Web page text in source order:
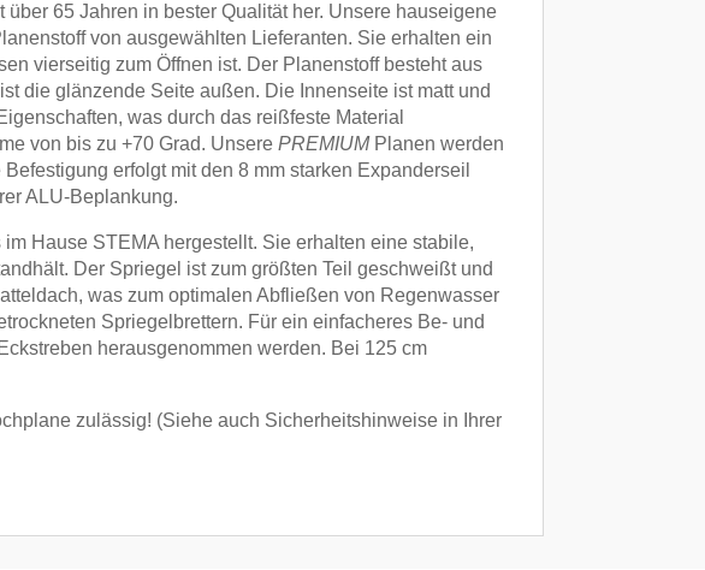
65 Jahren in bester Qualität her. Unsere hauseigene
von ausgewählten Lieferanten. Sie erhalten ein
vierseitig zum Öffnen ist. Der Planenstoff besteht aus
die glänzende Seite außen. Die Innenseite ist matt und
was durch das reißfeste Material
von bis zu +70 Grad. UnserePREMIUM Planen werden
erfolgt mit den 8 mm starken Expanderseil
ALU-Beplankung.
Hause STEMA hergestellt. Sie erhalten eine stabile,
Der Spriegel ist zum größten Teil geschweißt und
was zum optimalen Abfließen von Regenwasser
Spriegelbrettern. Für ein einfacheres Be- und
herausgenommen werden. Bei 125 cm
zulässig! (Siehe auch Sicherheitshinweise in Ihrer